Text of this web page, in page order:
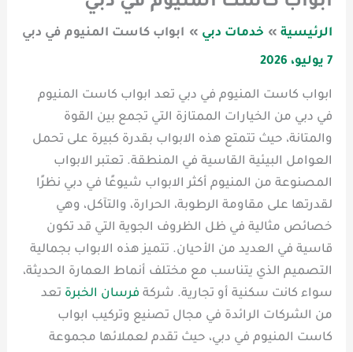
الرئيسية خدمات دبي ابواب كاست المنيوم في دبي
7 يوليو، 2026
ابواب كاست المنيوم في دبي تعد ابواب كاست المنيوم
في دبي من الخيارات الممتازة التي تجمع بين القوة
والمتانة، حيث تتمتع هذه الابواب بقدرة كبيرة على تحمل
العوامل البيئية القاسية في المنطقة. تعتبر الابواب
المصنوعة من المنيوم أكثر الابواب شيوعًا في دبي نظرًا
لقدرتها على مقاومة الرطوبة، الحرارة، والتآكل، وهي
خصائص مثالية في ظل الظروف الجوية التي قد تكون
قاسية في العديد من الأحيان. تتميز هذه الابواب بجمالية
التصميم الذي يتناسب مع مختلف أنماط العمارة الحديثة،
سواء كانت سكنية أو تجارية. شركة فرسان الخبرة تعد
من الشركات الرائدة في مجال تصنيع وتركيب ابواب
كاست المنيوم في دبي، حيث تقدم لعملائها مجموعة